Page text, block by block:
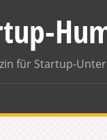
für Startup-